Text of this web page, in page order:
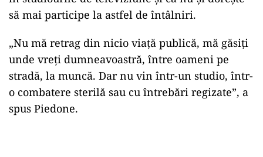
să mai participe la astfel de întâlniri.
„Nu mă retrag din nicio viață publică, mă găsiți
unde vreți dumneavoastră, între oameni pe
stradă, la muncă. Dar nu vin într-un studio, într-
o combatere sterilă sau cu întrebări regizate”, a
spus Piedone.